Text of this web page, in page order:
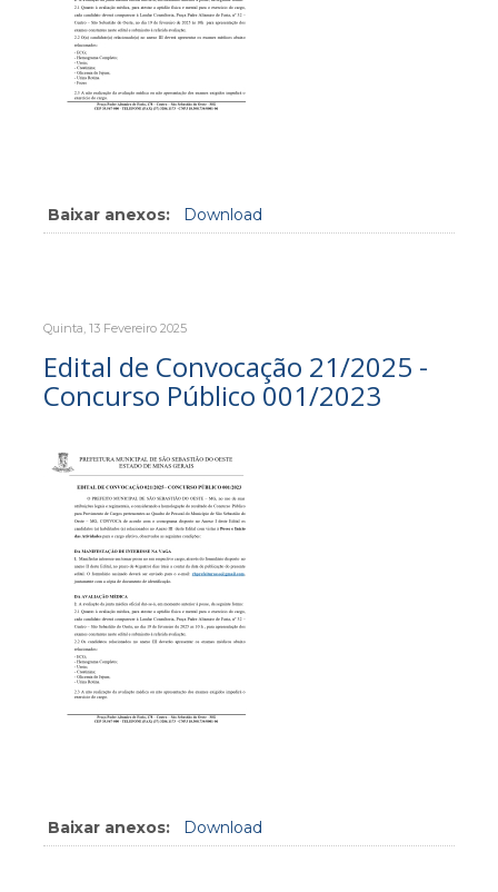
Baixar anexos: Download
Quinta, 13 Fevereiro 2025
Edital de Convocação 21/2025 -
Concurso Público 001/2023
Baixar anexos: Download